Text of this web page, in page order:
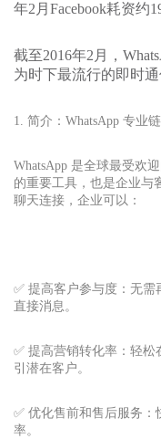
年2月Facebook耗资约
截至2016年2月，
为时下最流行的即时通
1. 简介：WhatsApp 专业
WhatsApp 是全球最受欢
的重要工具，也是企业与
聊天连接，企业可以：
✅ 提高客户参与度：无
直接消息。
✅ 提高营销转化率：轻
引潜在客户。
✅ 优化售前和售后服务
率。